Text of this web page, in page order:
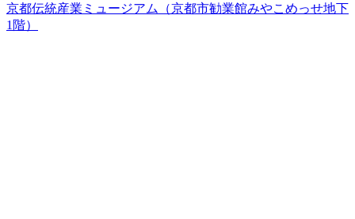
京都伝統産業ミュージアム（京都市勧業館みやこめっせ地下
1階）